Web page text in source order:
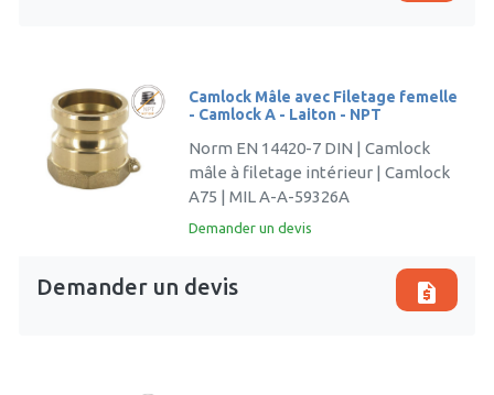
Camlock Mâle avec Filetage femelle
- Camlock A - Laiton - NPT
Norm EN 14420-7 DIN | Camlock
mâle à filetage intérieur | Camlock
A75 | MIL A-A-59326A
Demander un devis
Demander un devis request_quote